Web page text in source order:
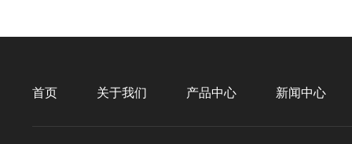
首页 关于我们 产品中心 新闻中心